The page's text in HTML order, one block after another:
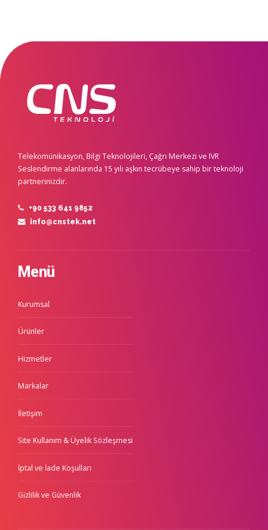
Telekomünikasyon, Bilgi Teknolojileri, Çağrı Merkezi ve IVR
Seslendirme alanlarında 15 yılı aşkın tecrübeye sahip bir teknoloji
partnerinizdir.
+90 533 641 9852
info@cnstek.net
Menü
Kurumsal
Ürünler
Hizmetler
Markalar
İletişim
Site Kullanım & Üyelik Sözleşmesi
İptal ve İade Koşulları
Gizlilik ve Güvenlik